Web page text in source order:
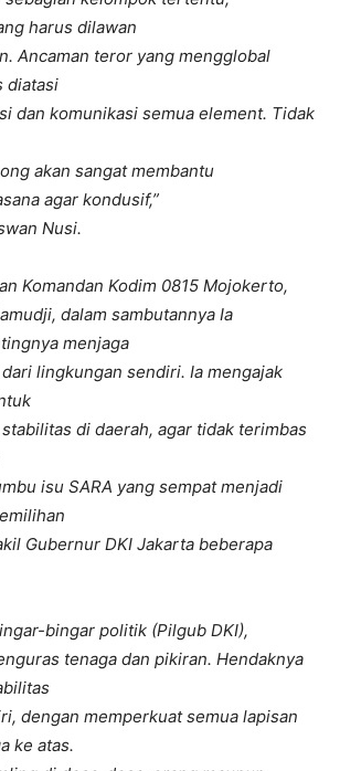
harus dilawan
Ancaman teror yang mengglobal
diatasi
dan komunikasi semua element. Tidak
akan sangat membantu
agar kondusif,”
Nusi.
Komandan Kodim 0815 Mojokerto,
dalam sambutannya Ia
menjaga
lingkungan sendiri. Ia mengajak
di daerah, agar tidak terimbas
isu SARA yang sempat menjadi
Gubernur DKI Jakarta beberapa
bingar politik (Pilgub DKI),
tenaga dan pikiran. Hendaknya
dengan memperkuat semua lapisan
ke atas.